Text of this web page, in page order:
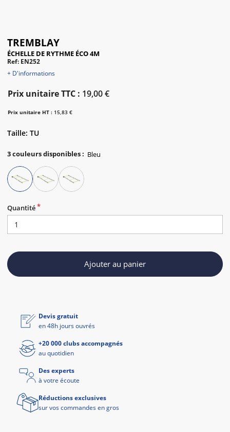
TREMBLAY
ÉCHELLE DE RYTHME ÉCO 4M
Ref: EN252
+ D'informations
Prix unitaire TTC : 19,00 €
Prix unitaire HT : 15,83 €
Taille: TU
3couleurs disponibles:
Quantité
Ajouter au panier
Devis gratuit
en 48h jours ouvrés
+20 000 clubs accompagnés
au quotidien
Des experts
à votre écoute
Réductions exclusives
sur vos commandes en gros